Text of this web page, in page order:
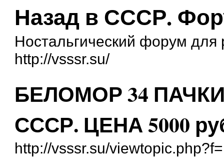
Назад в СССР.
Ностальгический форум
http://vsssr.su/
БЕЛОМОР 34
СССР. ЦЕНА 5000
http://vsssr.su/